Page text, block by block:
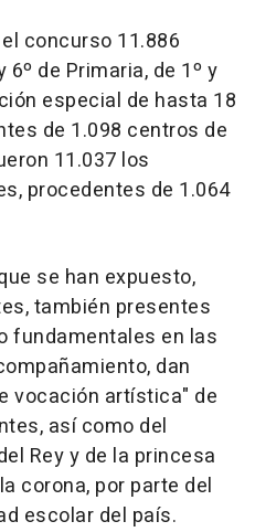
concurso 11.886
6º de Primaria, de 1º y
especial de hasta 18
de 1.098 centros de
11.037 los
procedentes de 1.064
se han expuesto,
también presentes
fundamentales en las
dan
vocación artística" de
así como del
Rey y de la princesa
corona, por parte del
escolar del país.